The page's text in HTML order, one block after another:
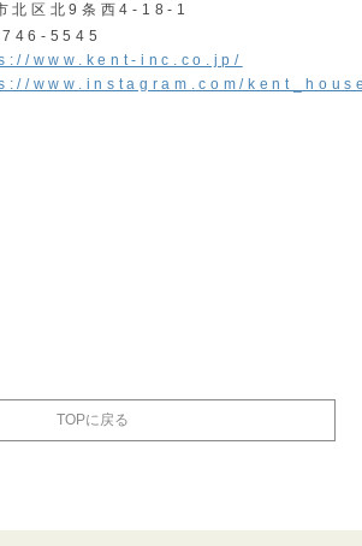
北区北9条西4-18-1
5545
www.kent-inc.co.jp/
www.instagram.com/
TOPに戻る